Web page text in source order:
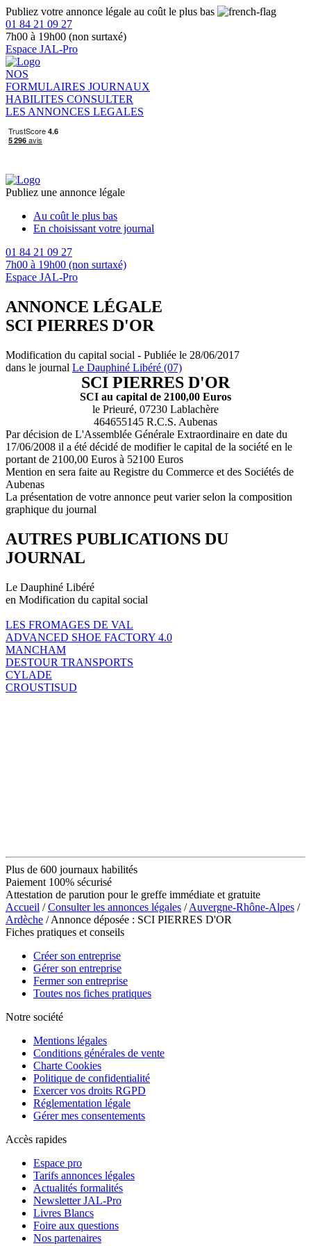
Publiez votre annonce légale au coût le plus bas
01 84 21 09 27
7h00 à 19h00 (non surtaxé)
Espace JAL-Pro
NOS
FORMULAIRES JOURNAUX
HABILITES CONSULTER
LES ANNONCES LEGALES
Publiez une annonce légale
Au coût le plus bas
En choisissant votre journal
01 84 21 09 27
7h00 à 19h00 (non surtaxé)
Espace JAL-Pro
ANNONCE LÉGALE
SCI PIERRES D'OR
Modification du capital social - Publiée le 28/06/2017
dans le journal Le Dauphiné Libéré (07)
SCI PIERRES D'OR
SCI au capital de 2100,00 Euros
le Prieuré, 07230 Lablachère
464655145 R.C.S. Aubenas
Par décision de L'Assemblée Générale Extraordinaire en date du
17/06/2008 il a été décidé de modifier le capital de la société en le
portant de 2100,00 Euros à 52100 Euros
Mention en sera faite au Registre du Commerce et des Sociétés de
Aubenas
La présentation de votre annonce peut varier selon la composition
graphique du journal
AUTRES PUBLICATIONS DU
JOURNAL
Le Dauphiné Libéré
en Modification du capital social
LES FROMAGES DE VAL
ADVANCED SHOE FACTORY 4.0
MANCHAM
DESTOUR TRANSPORTS
CYLADE
CROUSTISUD
Plus de 600 journaux habilités
Paiement 100% sécurisé
Attestation de parution pour le greffe immédiate et gratuite
Accueil /Consulter les annonces légales /Auvergne-Rhône-Alpes /
Ardèche / Annonce déposée : SCI PIERRES D'OR
Fiches pratiques et conseils
Créer son entreprise
Gérer son entreprise
Fermer son entreprise
Toutes nos fiches pratiques
Notre société
Mentions légales
Conditions générales de vente
Charte Cookies
Politique de confidentialité
Exercer vos droits RGPD
Réglementation légale
Gérer mes consentements
Accès rapides
Espace pro
Tarifs annonces légales
Actualités formalités
Newsletter JAL-Pro
Livres Blancs
Foire aux questions
Nos partenaires